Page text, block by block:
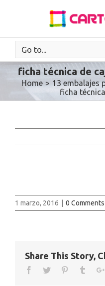
Go to...
ficha técnica de
Home > 13 embalajes
ficha
1 marzo, 2016 0 Comments
Share This Story,